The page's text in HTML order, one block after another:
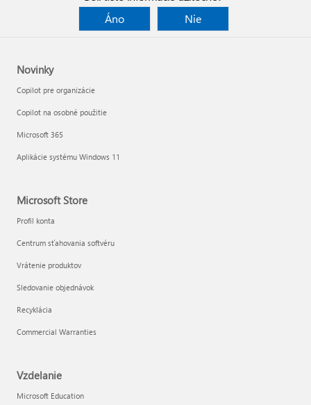
Áno
Nie
Novinky
Copilot pre organizácie
Copilot na osobné použitie
Microsoft 365
Aplikácie systému Windows 11
Microsoft Store
Profil konta
Centrum sťahovania softvéru
Vrátenie produktov
Sledovanie objednávok
Recyklácia
Commercial Warranties
Vzdelanie
Microsoft Education